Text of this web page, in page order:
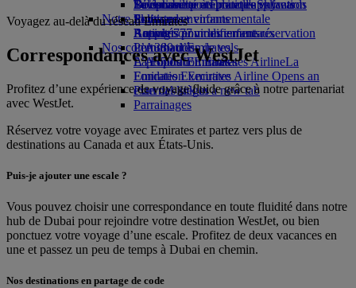
Boissons
Notre flotte
Boeing 777
L’A380 d’Emirates
L’A350 d’Emirates
Emirates Executive
Plan des sièges
Divertissements pour les enfants
Jouets pour enfants
Activités pour les enfants
La durabilité en pratique
Politique environnementale
Rapports environnementaux
Nos communautés
La Fondation Emirates AirlineLa
Fondation Emirates Airline Opens an
external link in a new tab
Parrainages
Se connecter à Emirates Skywards
Skywards+
Téléphone portable et l'application
Emirates
Annuler ou modifier une réservation
Perturbations de vols
À propos d’Emirates
Voyagez au-delà du réseau Emirates
Correspondances avec WestJet
Profitez d’une expérience de voyage fluide grâce à notre partenariat
avec WestJet.
Réservez votre voyage avec Emirates et partez vers plus de
destinations au Canada et aux États-Unis.
Puis-je ajouter une escale ?
Vous pouvez choisir une correspondance en toute fluidité dans notre
hub de Dubai pour rejoindre votre destination WestJet, ou bien
ponctuez votre voyage d’une escale. Profitez de deux vacances en
une et passez un peu de temps à Dubai en chemin.
Nos destinations en partage de code